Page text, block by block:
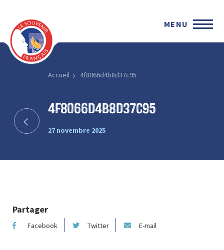
MENU
Accueil 4f8066d4b8d37c95
4f8066d4b8d37c95
27 novembre 2025
Partager
Facebook Twitter E-mail